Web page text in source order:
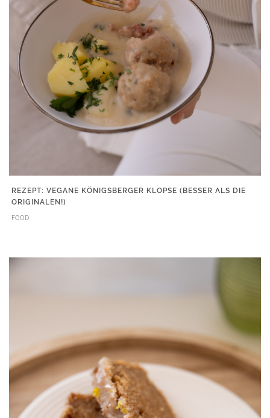
REZEPT: VEGANE KÖNIGSBERGER KLOPSE (BESSER ALS DIE
ORIGINALEN!)
FOOD